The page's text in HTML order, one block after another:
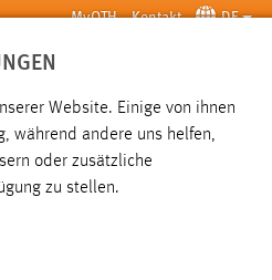
MyOTH Kontakt DE
SUCHE
Website. Einige von ihnen
während andere uns helfen,
oder zusätzliche
zu stellen.